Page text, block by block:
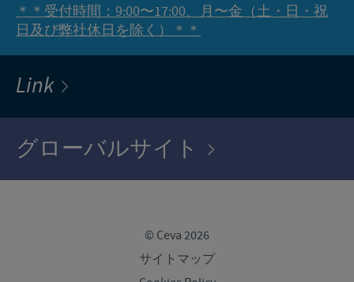
＊＊受付時間：9:00〜17:00、月〜金（土・日・祝
日及び弊社休日を除く）＊＊
Link
グローバルサイト
© Ceva 2026
サイトマップ